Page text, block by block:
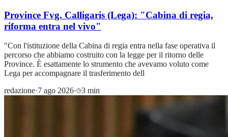
Province Fvg. Calligaris (Lega): "Cabina di regia,
riforma entra nel vivo"
"Con l'istituzione della Cabina di regia entra nella fase operativa il
percorso che abbiamo costruito con la legge per il ritorno delle
Province. È esattamente lo strumento che avevamo voluto come
Lega per accompagnare il trasferimento dell
redazione·7 ago 2026· 3 min